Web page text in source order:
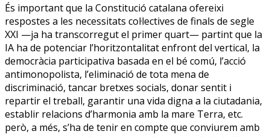
És important que la Constitució catalana ofereixi
respostes a les necessitats col·lectives de finals de segle
XXI —ja ha transcorregut el primer quart— partint que la
IA ha de potenciar l’horitzontalitat enfront del vertical, la
democràcia participativa basada en el bé comú, l’acció
antimonopolista, l’eliminació de tota mena de
discriminació, tancar bretxes socials, donar sentit i
repartir el treball, garantir una vida digna a la ciutadania,
establir relacions d’harmonia amb la mare Terra, etc.
però, a més, s’ha de tenir en compte que conviurem amb